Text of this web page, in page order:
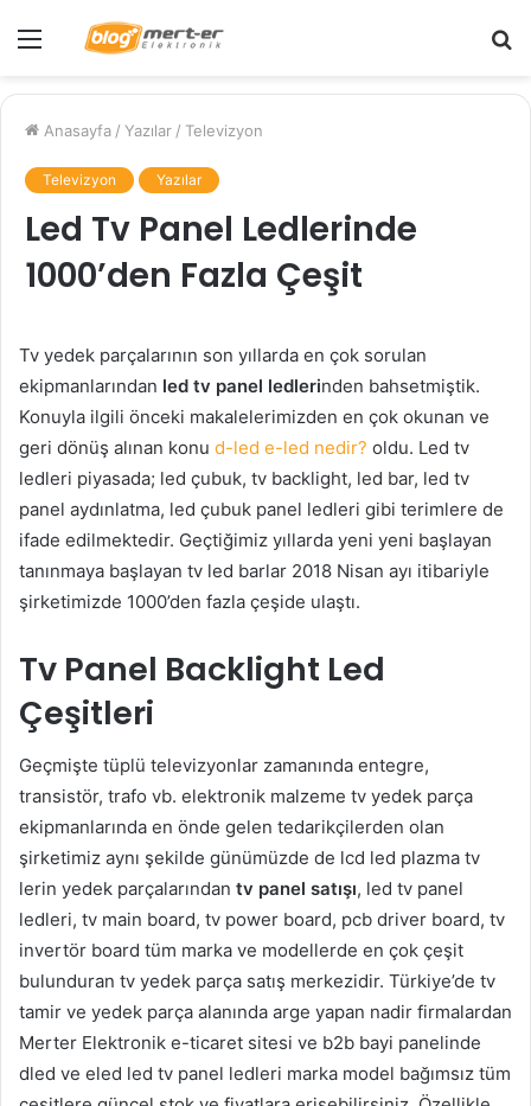
Menü
Anasayfa / Yazılar / Televizyon
Televizyon Yazılar
Led Tv Panel Ledlerinde
1000’den Fazla Çeşit
Tv yedek parçalarının son yıllarda en çok sorulan
ekipmanlarından led tv panel ledlerinden bahsetmiştik.
Konuyla ilgili önceki makalelerimizden en çok okunan ve
geri dönüş alınan konu d-led e-led nedir? oldu. Led tv
ledleri piyasada; led çubuk, tv backlight, led bar, led tv
panel aydınlatma, led çubuk panel ledleri gibi terimlere de
ifade edilmektedir. Geçtiğimiz yıllarda yeni yeni başlayan
tanınmaya başlayan tv led barlar 2018 Nisan ayı itibariyle
şirketimizde 1000’den fazla çeşide ulaştı.
Tv Panel Backlight Led
Çeşitleri
Geçmişte tüplü televizyonlar zamanında entegre,
transistör, trafo vb. elektronik malzeme tv yedek parça
ekipmanlarında en önde gelen tedarikçilerden olan
şirketimiz aynı şekilde günümüzde de lcd led plazma tv
lerin yedek parçalarından tv panel satışı, led tv panel
ledleri, tv main board, tv power board, pcb driver board, tv
invertör board tüm marka ve modellerde en çok çeşit
bulunduran tv yedek parça satış merkezidir. Türkiye’de tv
tamir ve yedek parça alanında arge yapan nadir firmalardan
Merter Elektronik e-ticaret sitesi ve b2b bayi panelinde
dled ve eled led tv panel ledleri marka model bağımsız tüm